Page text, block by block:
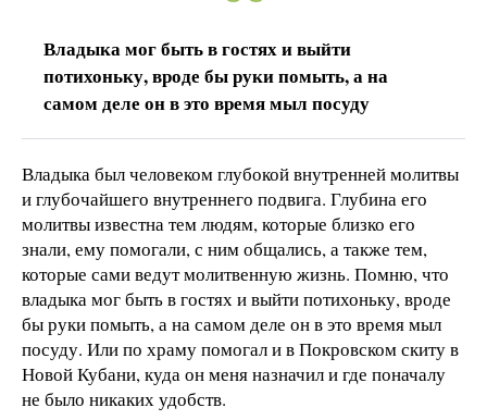
Владыка мог быть в гостях и выйти
потихоньку, вроде бы руки помыть, а на
самом деле он в это время мыл посуду
Владыка был человеком глубокой внутренней молитвы
и глубочайшего внутреннего подвига. Глубина его
молитвы известна тем людям, которые близко его
знали, ему помогали, с ним общались, а также тем,
которые сами ведут молитвенную жизнь. Помню, что
владыка мог быть в гостях и выйти потихоньку, вроде
бы руки помыть, а на самом деле он в это время мыл
посуду. Или по храму помогал и в Покровском скиту в
Новой Кубани, куда он меня назначил и где поначалу
не было никаких удобств.